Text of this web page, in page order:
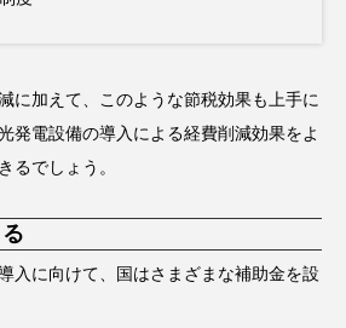
に加えて、このような節税効果も上手に
発電設備の導入による経費削減効果をよ
るでしょう。
入に向けて、国はさまざまな補助金を設